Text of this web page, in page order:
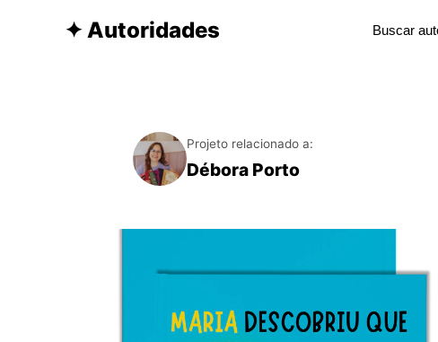
✦ Autoridades
Projeto relacionado a:
Débora Porto